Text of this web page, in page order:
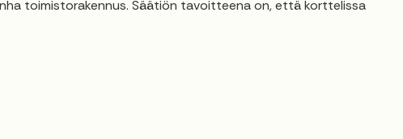
toimistorakennus. Säätiön tavoitteena on, että korttelissa